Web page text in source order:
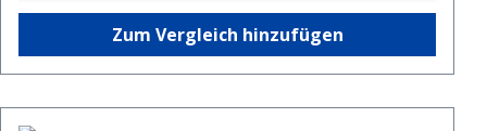
Zum Vergleich hinzufügen